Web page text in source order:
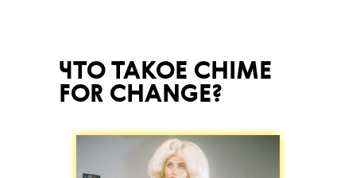
ЧТО ТАКОЕ CHIME
FOR CHANGE?